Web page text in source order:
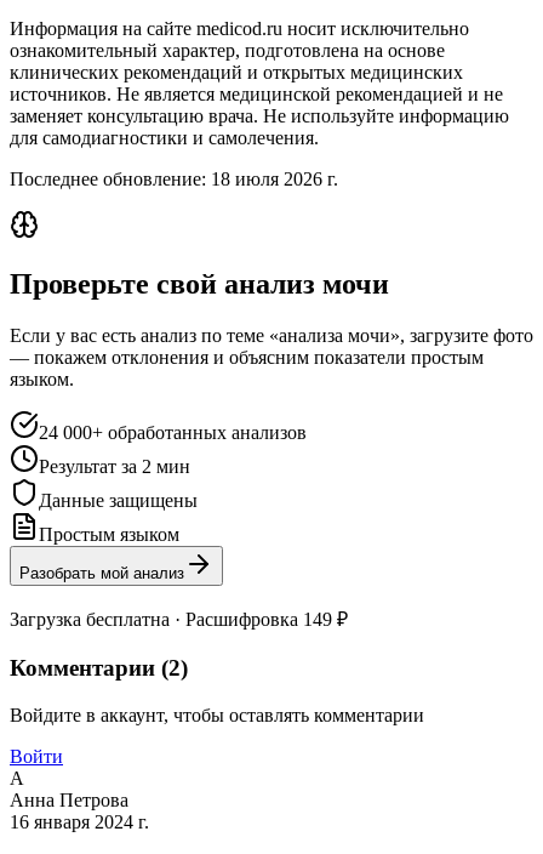
Информация на сайте medicod.ru носит исключительно
ознакомительный характер, подготовлена на основе
клинических рекомендаций и открытых медицинских
источников. Не является медицинской рекомендацией и не
заменяет консультацию врача. Не используйте информацию
для самодиагностики и самолечения.
Последнее обновление: 18 июля 2026 г.
Проверьте свой анализ мочи
Если у вас есть анализ по теме «анализа мочи», загрузите фото
— покажем отклонения и объясним показатели простым
языком.
24 000+ обработанных анализов
Результат за 2 мин
Данные защищены
Простым языком
Разобрать мой анализ
Загрузка бесплатна · Расшифровка 149 ₽
Комментарии (2)
Войдите в аккаунт, чтобы оставлять комментарии
Войти
А
Анна Петрова
16 января 2024 г.